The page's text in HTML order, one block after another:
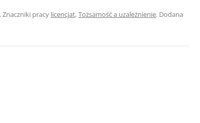
. Znaczniki pracy licencjat,Tożsamość a uzależnienie. Dodana